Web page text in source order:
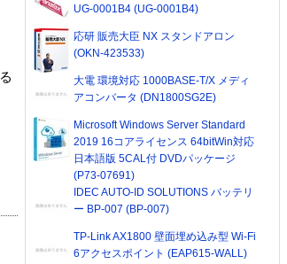
UG-0001B4 (UG-0001B4)
応研 販売大臣 NX スタンドアロン
(OKN-423533)
大電 環境対応 1000BASE-T/X メディ
アコンバータ (DN1800SG2E)
Microsoft Windows Server Standard
2019 16コアライセンス 64bitWin対応
日本語版 5CAL付 DVDパッケージ
(P73-07691)
IDEC AUTO-ID SOLUTIONS バッテリ
ー BP-007 (BP-007)
TP-Link AX1800 壁面埋め込み型 Wi-Fi
6アクセスポイント (EAP615-WALL)